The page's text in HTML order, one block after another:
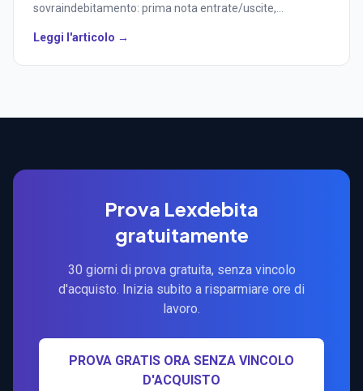
sovraindebitamento: prima nota entrate/uscite,
tracciamento dei pagamenti ai creditori, con il supporto di
Leggi l'articolo →
Prova Lexdebita
gratuitamente
30 giorni di prova gratuita, senza vincolo
d'acquisto. Inizia subito a risparmiare ore di
lavoro.
PROVA GRATIS ORA SENZA VINCOLO
D'ACQUISTO